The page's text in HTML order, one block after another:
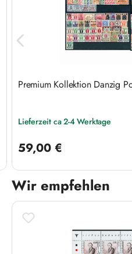
Premium Kollektion Danzig
Lieferzeit ca 2-4 Werktage
59,00 €
Wir empfehlen
Produktgalerie überspringen